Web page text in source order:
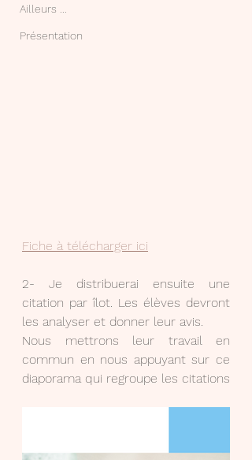
Ailleurs ...
Présentation
Fiche à télécharger ici
2- Je distribuerai ensuite une
citation par îlot. Les élèves devront
les analyser et donner leur avis.
Nous mettrons leur travail en
commun en nous appuyant sur ce
diaporama qui regroupe les citations